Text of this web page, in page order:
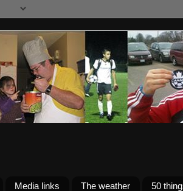
Media links The weather 50